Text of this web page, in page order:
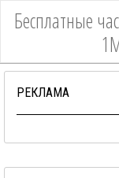
Бесплатные
РЕКЛАМА